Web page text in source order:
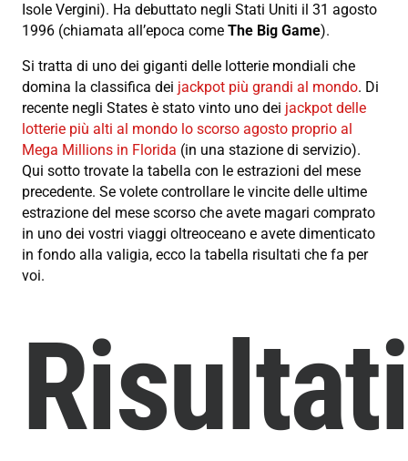
Isole Vergini). Ha debuttato negli Stati Uniti il 31 agosto
1996 (chiamata all’epoca come The Big Game).
Si tratta di uno dei giganti delle lotterie mondiali che
domina la classifica dei jackpot più grandi al mondo. Di
recente negli States è stato vinto uno dei jackpot delle
lotterie più alti al mondo lo scorso agosto proprio al
Mega Millions in Florida (in una stazione di servizio).
Qui sotto trovate la tabella con le estrazioni del mese
precedente. Se volete controllare le vincite delle ultime
estrazione del mese scorso che avete magari comprato
in uno dei vostri viaggi oltreoceano e avete dimenticato
in fondo alla valigia, ecco la tabella risultati che fa per
voi.
Risultati